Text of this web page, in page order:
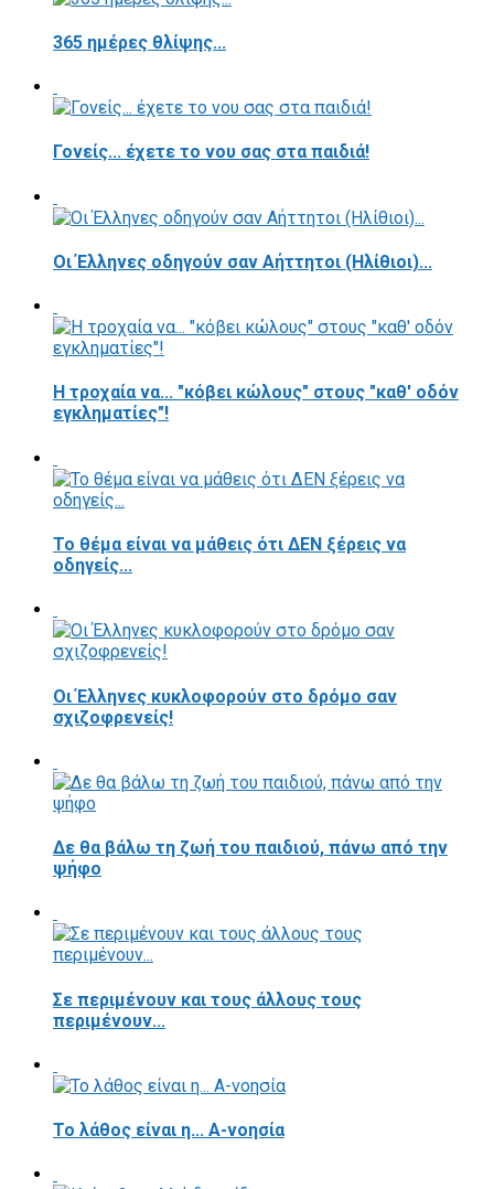
365 ημέρες θλίψης...
Γονείς... έχετε το νου σας στα παιδιά!
Οι Έλληνες οδηγούν σαν Αήττητοι (Ηλίθιοι)...
Η τροχαία να... "κόβει κώλους" στους "καθ' οδόν
εγκληματίες"!
Το θέμα είναι να μάθεις ότι ΔΕΝ ξέρεις να
οδηγείς...
Οι Έλληνες κυκλοφορούν στο δρόμο σαν
σχιζοφρενείς!
Δε θα βάλω τη ζωή του παιδιού, πάνω από την
ψήφο
Σε περιμένουν και τους άλλους τους
περιμένουν...
Το λάθος είναι η... Α-νοησία